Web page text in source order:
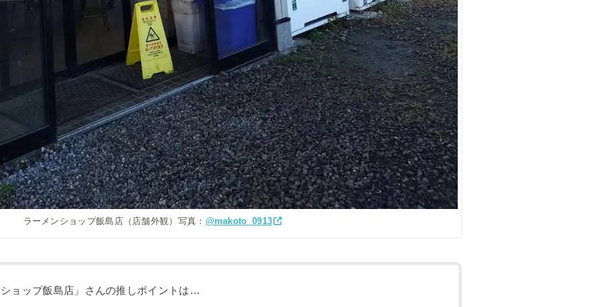
ラーメンショップ飯島店（店舗外観）写真： @makoto_0913
ョップ飯島店」さんの推しポイントは…